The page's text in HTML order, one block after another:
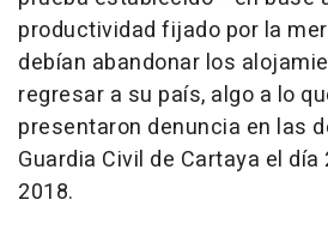
productividad fijado por la
debían abandonar los
regresar a su país, algo a lo
presentaron denuncia en las
Guardia Civil de Cartaya el día
2018.